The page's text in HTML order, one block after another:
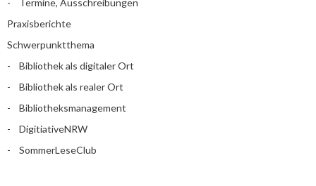
Termine, Ausschreibungen
Praxisberichte
Schwerpunktthema
Bibliothek als digitaler Ort
Bibliothek als realer Ort
Bibliotheksmanagement
DigitiativeNRW
SommerLeseClub